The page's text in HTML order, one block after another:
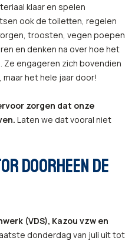
klaar en spelen
ook de toiletten, regelen
troosten, vegen poepen
en denken na over hoe het
Ze engageren zich bovendien
het hele jaar door!
zorgen dat onze
Laten we dat vooral niet
DOORHEEN DE
(VDS), Kazou vzw en
donderdag van juli uit tot